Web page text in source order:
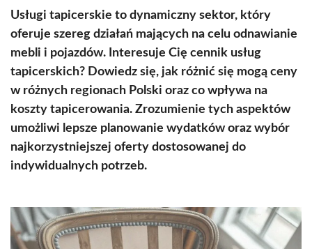
Usługi tapicerskie to dynamiczny sektor, który
oferuje szereg działań mających na celu odnawianie
mebli i pojazdów. Interesuje Cię cennik usług
tapicerskich? Dowiedz się, jak różnić się mogą ceny
w różnych regionach Polski oraz co wpływa na
koszty tapicerowania. Zrozumienie tych aspektów
umożliwi lepsze planowanie wydatków oraz wybór
najkorzystniejszej oferty dostosowanej do
indywidualnych potrzeb.